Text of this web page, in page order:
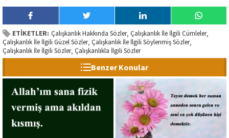
ETİKETLER: Çalışkanlık Hakkında Sözler, Çalışkanlık İle İlgili Cümleler,
Çalışkanlık İle İlgili Güzel Sözler, Çalışkanlık İle İlgili Söylenmiş Sözler,
Çalışkanlık İle İlgili Sözler, Çalışkanlıkla İlgili Sözler
Benzer Konular